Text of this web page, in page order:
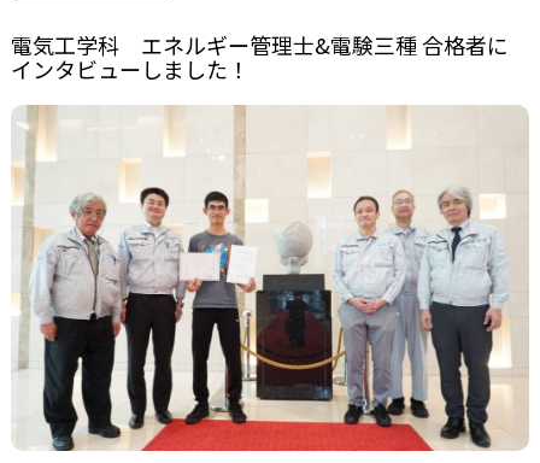
電気工学科 エネルギー管理士&電験三種 合格者に
インタビューしました！